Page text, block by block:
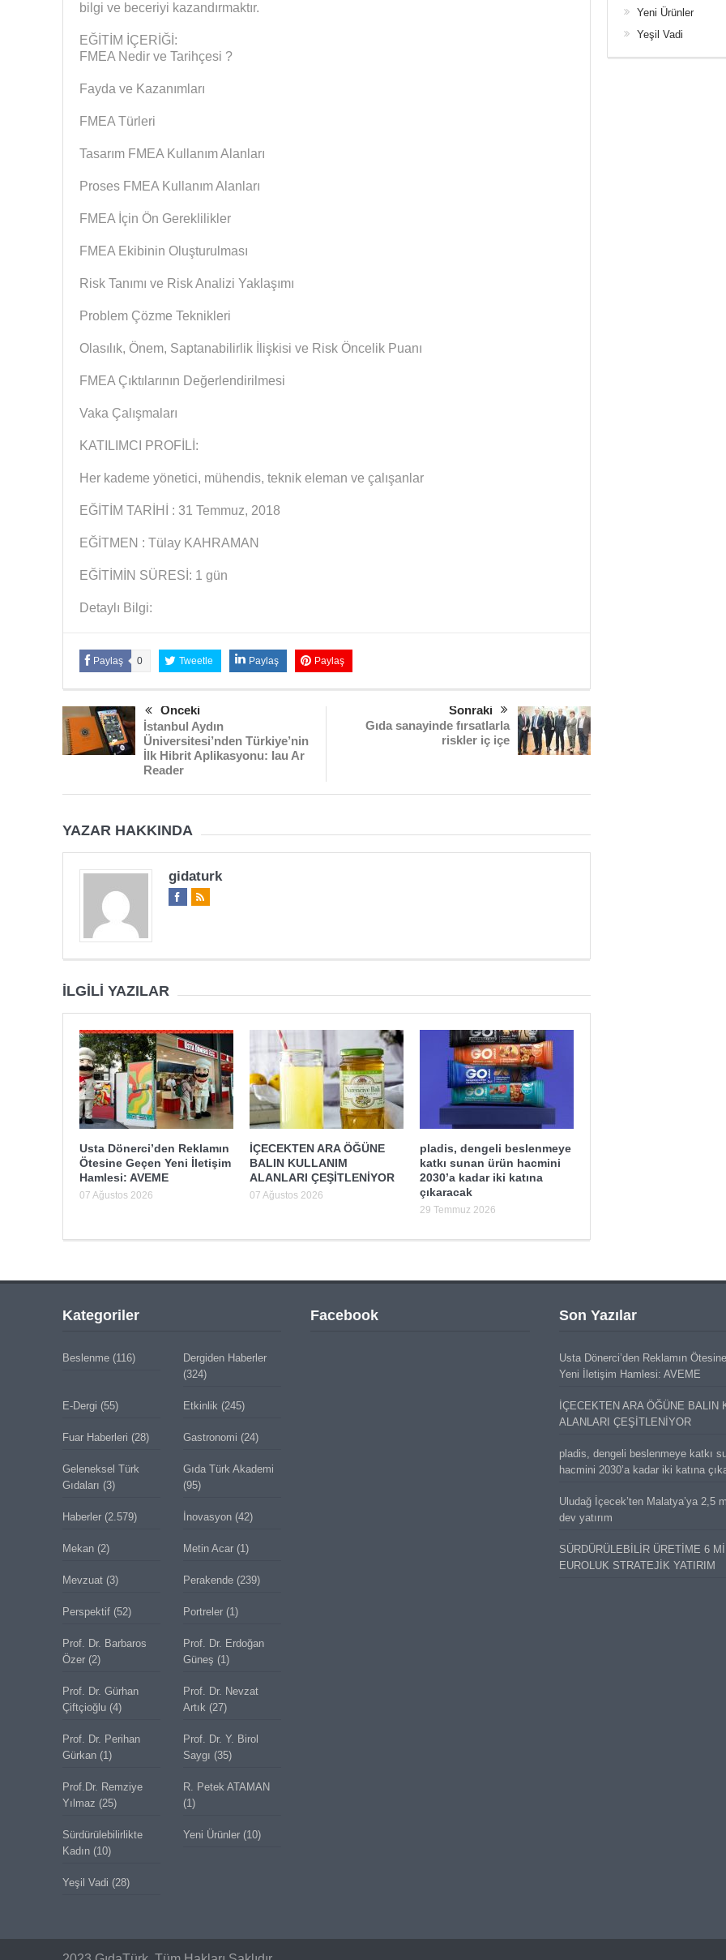
bilgi ve beceriyi kazandırmaktır.
EĞİTİM İÇERİĞİ:
FMEA Nedir ve Tarihçesi ?
Fayda ve Kazanımları
FMEA Türleri
Tasarım FMEA Kullanım Alanları
Proses FMEA Kullanım Alanları
FMEA İçin Ön Gereklilikler
FMEA Ekibinin Oluşturulması
Risk Tanımı ve Risk Analizi Yaklaşımı
Problem Çözme Teknikleri
Olasılık, Önem, Saptanabilirlik İlişkisi ve Risk Öncelik Puanı
FMEA Çıktılarının Değerlendirilmesi
Vaka Çalışmaları
KATILIMCI PROFİLİ:
Her kademe yönetici, mühendis, teknik eleman ve çalışanlar
EĞİTİM TARİHİ : 31 Temmuz, 2018
EĞİTMEN : Tülay KAHRAMAN
EĞİTİMİN SÜRESİ: 1 gün
Detaylı Bilgi:
Paylaş 0 Tweetle Paylaş Paylaş
Önceki
İstanbul Aydın
Üniversitesi’nden Türkiye’nin
İlk Hibrit Aplikasyonu: Iau Ar
Reader
Sonraki
Gıda sanayinde fırsatlarla
riskler iç içe
YAZAR HAKKINDA
gidaturk
İLGILI YAZILAR
Usta Dönerci’den Reklamın
Ötesine Geçen Yeni İletişim
Hamlesi: AVEME
07 Ağustos 2026
İÇECEKTEN ARA ÖĞÜNE
BALIN KULLANIM
ALANLARI ÇEŞİTLENİYOR
07 Ağustos 2026
pladis, dengeli beslenmeye
katkı sunan ürün hacmini
2030’a kadar iki katına
çıkaracak
29 Temmuz 2026
Yeni Ürünler
Yeşil Vadi
Yaman Çelişki
Kategoriler
Beslenme(116)
Dergiden Haberler
(324)
E-Dergi (55) Etkinlik (245)
Fuar Haberleri (28) Gastronomi (24)
Geleneksel Türk
Gıdaları (3)
Gıda Türk Akademi
(95)
Haberler(2.579) İnovasyon(42)
Mekan(2) Metin Acar(1)
Mevzuat(3) Perakende(239)
Perspektif(52) Portreler(1)
Prof. Dr. Barbaros
Özer(2)
Prof. Dr. Erdoğan
Güneş (1)
Prof. Dr. Gürhan
Çiftçioğlu(4)
Prof. Dr. Nevzat
Artık (27)
Prof. Dr. Perihan
Gürkan(1)
Prof. Dr. Y. Birol
Saygı (35)
Prof.Dr. Remziye
Yılmaz (25)
R. Petek ATAMAN
(1)
Sürdürülebilirlikte
Kadın(10)
Yeni Ürünler(10)
Yeşil Vadi (28)
Facebook Son Yazılar
Usta Dönerci’den Reklamın
Yeni İletişim Hamlesi: AVEME
İÇECEKTEN ARA ÖĞÜNE BALIN
ALANLARI ÇEŞİTLENİYOR
pladis, dengeli beslenmeye katkı
hacmini 2030’a kadar iki katına
Uludağ İçecek’ten Malatya’ya 2,5
dev yatırım
SÜRDÜRÜLEBİLİR ÜRETİME 6
EUROLUK STRATEJİK YATIRIM